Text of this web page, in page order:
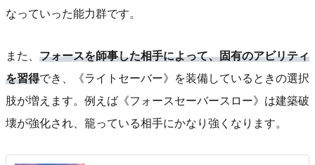
なっていった能力群です。
また、 フォースを師事した相手によって、固有のアビリティ
を習得でき、《ライトセーバー》を装備しているときの選択
肢が増えます。例えば《フォースセーバースロー》は建築破
壊が強化され、籠っている相手にかなり強くなります。